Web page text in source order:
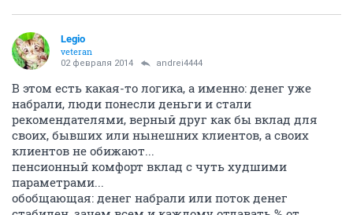
Legio
veteran
02 февраля 2014 andrei4444
В этом есть какая-то логика, а именно: денег уже
набрали, люди понесли деньги и стали
рекомендателями, верный друг как бы вклад для
своих, бывших или нынешних клиентов, а своих
клиентов не обижают...
пенсионный комфорт вклад с чуть худшими
параметрами...
обобщающая: денег набрали или поток денег